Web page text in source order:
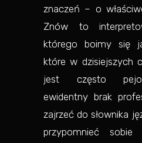
znaczeń – o
Znów to
którego boimy się
które w dzisiejszych
jest często
ewidentny brak
zajrzeć do słownika
przypomnieć sobie